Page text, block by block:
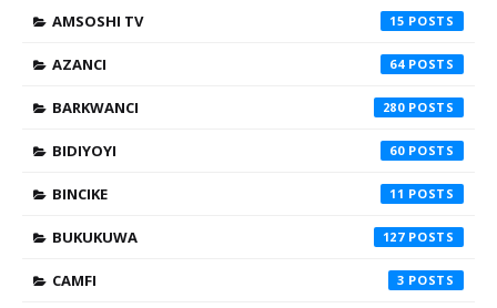
AMSOSHI TV 15
AZANCI 64
BARKWANCI 280
BIDIYOYI 60
BINCIKE 11
BUKUKUWA 127
CAMFI 3